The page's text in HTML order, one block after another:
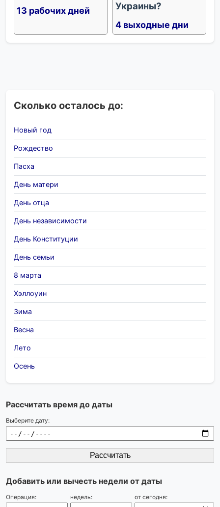
13 рабочих дней
Украины?
4 выходные дни
Сколько осталось до:
Новый год
Рождество
Пасха
День матери
День отца
День независимости
День Конституции
День семьи
8 марта
Хэллоуин
Зима
Весна
Лето
Осень
Рассчитать время до даты
Выберите дату:
Рассчитать
Добавить или вычесть недели от даты
Операция: недель: от сегодня: